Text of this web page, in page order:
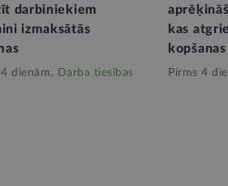
darbiniekiem
izmaksātās
4 dienām, Darba tiesības
kas
Pirms 4